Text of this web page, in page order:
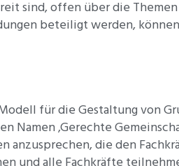
sind, offen über die
beteiligt werden,
für die Gestaltung von
Namen ‚Gerechte
anzusprechen, die den